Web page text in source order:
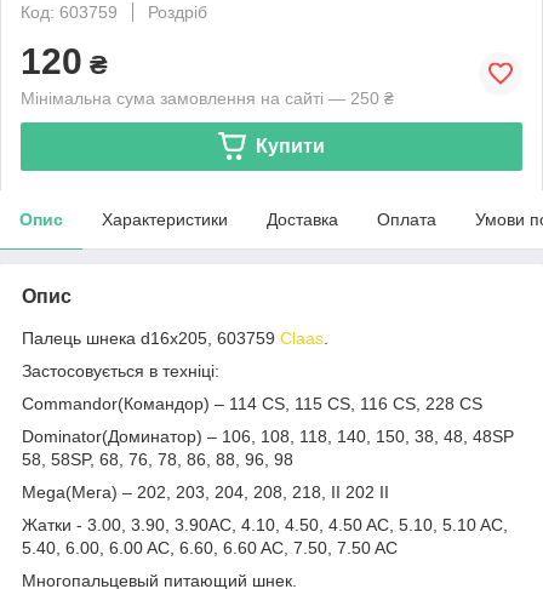
Код: 603759
Роздріб
120 ₴
Мінімальна сума замовлення на сайті — 250 ₴
Купити
Опис Характеристики Доставка Оплата Умови
Опис
Палець шнека d16х205, 603759 Claas
Застосовується в техніці:
Commandor(Командор) – 114 CS, 115 CS, 116 CS, 228 CS
Dominator(Доминатор) – 106, 108, 118, 140, 150, 38, 48, 48SP
58, 58SP, 68, 76, 78, 86, 88, 96, 98
Mega(Мега) – 202, 203, 204, 208, 218, II 202 II
Жатки - 3.00, 3.90, 3.90AC, 4.10, 4.50, 4.50 AC, 5.10, 5.10 AC,
5.40, 6.00, 6.00 AC, 6.60, 6.60 AC, 7.50, 7.50 AC
Многопальцевый питающий шнек.